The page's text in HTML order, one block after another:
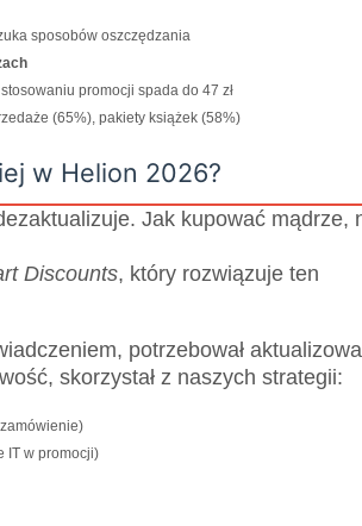
sposobów oszczędzania
promocji spada do 47 zł
(65%), pakiety książek (58%)
w Helion 2026?
Jak kupować mądrze,
Discounts, który rozwiązuje ten
potrzebował
skorzystał z naszych strategii:
IT w promocji)